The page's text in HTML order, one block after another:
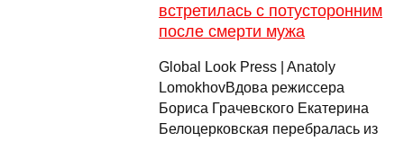
встретилась с потусторонним
после смерти мужа
Global Look Press | Anatoly
LomokhovВдова режиссера
Бориса Грачевского Екатерина
Белоцерковская перебралась из